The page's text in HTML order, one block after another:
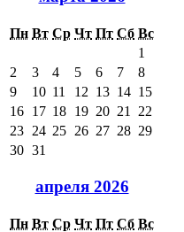
Пн Вт Ср Чт Пт Сб Вс
1
2
3 4 5 6 7
8
9
10 11 12 13 14 15
16 17 18 19 20 21
22
23 24 25 26 27 28 29
30 31
апреля 2026
Пн Вт Ср Чт Пт Сб Вс